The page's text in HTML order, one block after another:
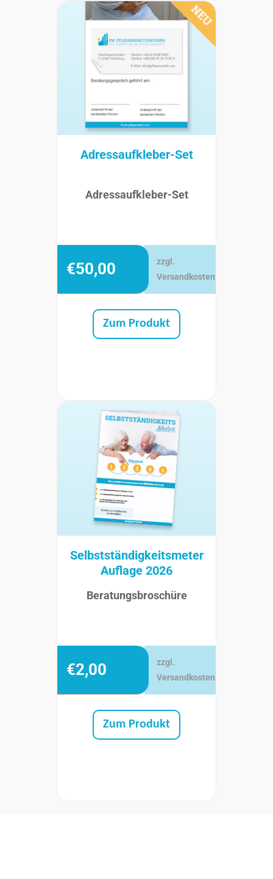
Adressaufkleber-Set
Adressaufkleber-Set
€50,00
zzgl.
Versandkosten
Zum Produkt
Selbstständigkeitsmeter
Auflage 2026
Beratungsbroschüre
€2,00
zzgl.
Versandkosten
Zum Produkt